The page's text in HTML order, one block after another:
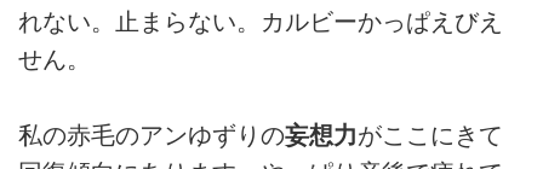
れない。止まらない。カルビーかっぱえびえ
せん。
私の赤毛のアンゆずりの妄想力がここにきて